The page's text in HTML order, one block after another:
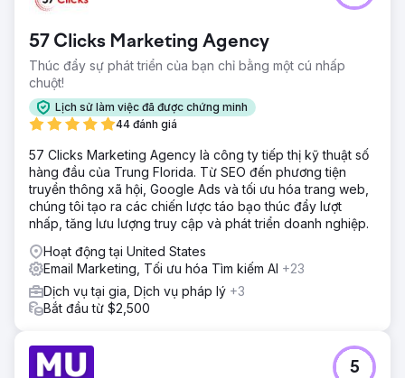
57 Clicks Marketing Agency
Thúc đẩy sự phát triển của bạn chỉ bằng một cú nhấp
chuột!
Lịch sử làm việc đã được chứng minh
44 đánh giá
57 Clicks Marketing Agency là công ty tiếp thị kỹ thuật số
hàng đầu của Trung Florida. Từ SEO đến phương tiện
truyền thông xã hội, Google Ads và tối ưu hóa trang web,
chúng tôi tạo ra các chiến lược táo bạo thúc đẩy lượt
nhấp, tăng lưu lượng truy cập và phát triển doanh nghiệp.
Hoạt động tại United States
Email Marketing, Tối ưu hóa Tìm kiếm AI +23
Dịch vụ tại gia, Dịch vụ pháp lý +3
Bắt đầu từ $2,500
5